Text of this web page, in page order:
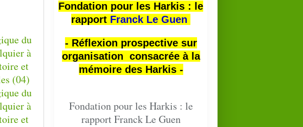
Fondation pour les Harkis : le
rapport Franck Le Guen
- Réflexion prospective sur
organisation consacrée à la
mémoire des Harkis -
Fondation pour les Harkis : le
rapport Franck Le Guen